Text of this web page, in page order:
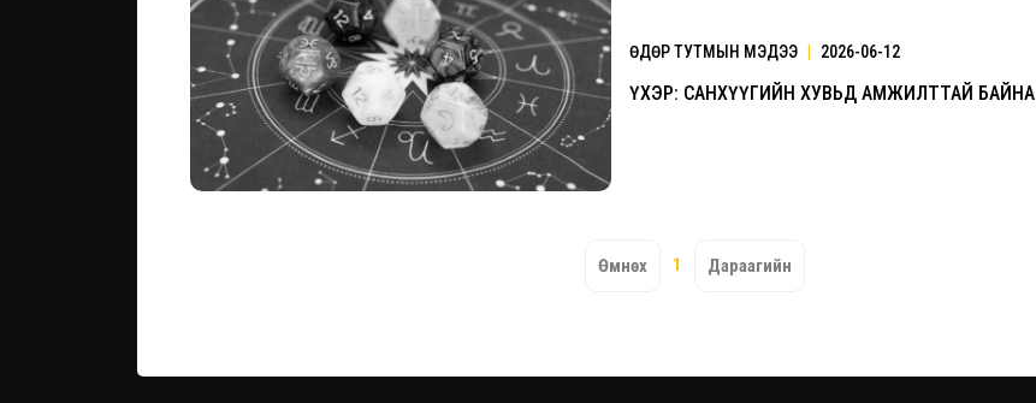
ӨДӨР ТУТМЫН МЭДЭЭ | 2026-06-12
ҮХЭР: САНХҮҮГИЙН ХУВЬД АМЖИЛТТАЙ БАЙНА
Өмнөх 1 Дараагийн